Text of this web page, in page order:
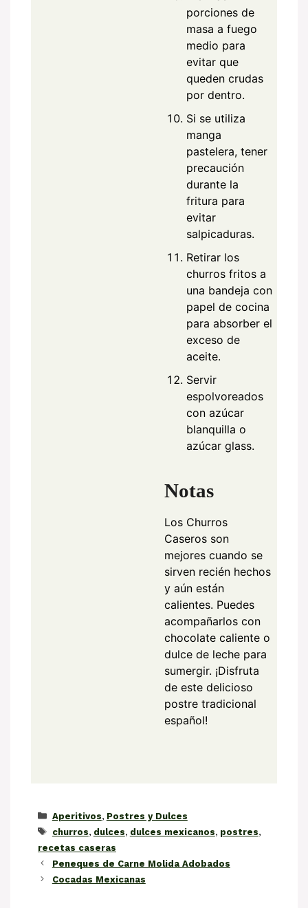
porciones de
masa a fuego
medio para
evitar que
queden crudas
por dentro.
Si se utiliza
manga
pastelera, tener
precaución
durante la
fritura para
evitar
salpicaduras.
Retirar los
churros fritos a
una bandeja con
papel de cocina
para absorber el
exceso de
aceite.
Servir
espolvoreados
con azúcar
blanquilla o
azúcar glass.
Notas
Los Churros
Caseros son
mejores cuando se
sirven recién hechos
y aún están
calientes. Puedes
acompañarlos con
chocolate caliente o
dulce de leche para
sumergir. ¡Disfruta
de este delicioso
postre tradicional
español!
Categorías
Aperitivos, Postres y Dulces
Etiquetas
churros, dulces, dulces mexicanos, postres,
recetas caseras
Peneques de Carne Molida Adobados
Cocadas Mexicanas